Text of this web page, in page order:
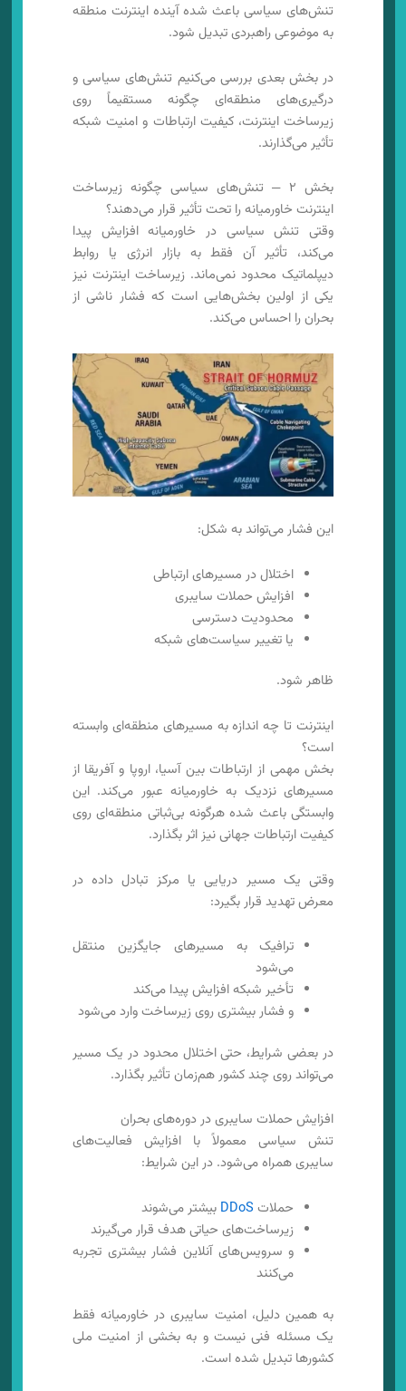
تنش‌های سیاسی باعث شده آینده اینترنت منطقه
به موضوعی راهبردی تبدیل شود.
در بخش بعدی بررسی می‌کنیم تنش‌های سیاسی و
درگیری‌های منطقه‌ای چگونه مستقیماً روی
زیرساخت اینترنت، کیفیت ارتباطات و امنیت شبکه
تأثیر می‌گذارند.
بخش ۲ — تنش‌های سیاسی چگونه زیرساخت
اینترنت خاورمیانه را تحت تأثیر قرار می‌دهند؟
وقتی تنش سیاسی در خاورمیانه افزایش پیدا
می‌کند، تأثیر آن فقط به بازار انرژی یا روابط
دیپلماتیک محدود نمی‌ماند. زیرساخت اینترنت نیز
یکی از اولین بخش‌هایی است که فشار ناشی از
بحران را احساس می‌کند.
این فشار می‌تواند به شکل:
اختلال در مسیرهای ارتباطی
افزایش حملات سایبری
محدودیت دسترسی
یا تغییر سیاست‌های شبکه
ظاهر شود.
اینترنت تا چه اندازه به مسیرهای منطقه‌ای وابسته
است؟
بخش مهمی از ارتباطات بین آسیا، اروپا و آفریقا از
مسیرهای نزدیک به خاورمیانه عبور می‌کند. این
وابستگی باعث شده هرگونه بی‌ثباتی منطقه‌ای روی
کیفیت ارتباطات جهانی نیز اثر بگذارد.
وقتی یک مسیر دریایی یا مرکز تبادل داده در
معرض تهدید قرار بگیرد:
ترافیک به مسیرهای جایگزین منتقل
می‌شود
تأخیر شبکه افزایش پیدا می‌کند
و فشار بیشتری روی زیرساخت وارد می‌شود
در بعضی شرایط، حتی اختلال محدود در یک مسیر
می‌تواند روی چند کشور هم‌زمان تأثیر بگذارد.
افزایش حملات سایبری در دوره‌های بحران
تنش سیاسی معمولاً با افزایش فعالیت‌های
سایبری همراه می‌شود. در این شرایط:
حملات DDoS بیشتر می‌شوند
زیرساخت‌های حیاتی هدف قرار می‌گیرند
و سرویس‌های آنلاین فشار بیشتری تجربه
می‌کنند
به همین دلیل، امنیت سایبری در خاورمیانه فقط
یک مسئله فنی نیست و به بخشی از امنیت ملی
کشورها تبدیل شده است.